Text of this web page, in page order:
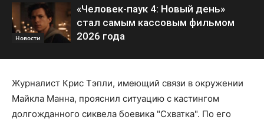
Новости
«Человек-паук 4: Новый день»
стал самым кассовым фильмом
2026 года
Журналист Крис Тэпли, имеющий связи в окружении
Майкла Манна, прояснил ситуацию с кастингом
долгожданного сиквела боевика "Схватка". По его